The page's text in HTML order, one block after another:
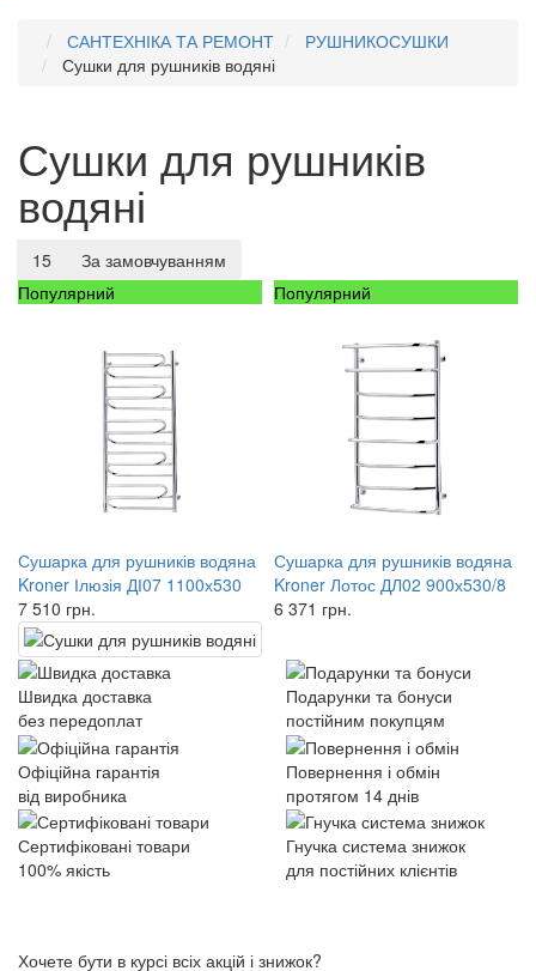
САНТЕХНІКА ТА РЕМОНТ
РУШНИКОСУШКИ
Сушки для рушників водяні
Сушки для рушників
водяні
15
За замовчуванням
Популярний
Сушарка для рушників водяна
Kroner Ілюзія ДІ07 1100х530
7 510 грн.
Популярний
Сушарка для рушників водяна
Kroner Лотос ДЛ02 900х530/8
6 371 грн.
Швидка доставка
без передоплат
Подарунки та бонуси
постійним покупцям
Офіційна гарантія
від виробника
Повернення і обмін
протягом 14 днів
Сертифіковані товари
100% якість
Гнучка система знижок
для постійних клієнтів
Хочете бути в курсі всіх акцій і знижок?